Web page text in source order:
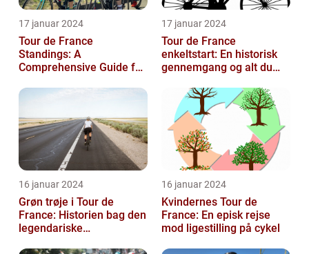
17 januar 2024
Tour de France
Standings: A
Comprehensive Guide for
Enthusiasts
17 januar 2024
Tour de France
enkeltstart: En historisk
gennemgang og alt du
16 januar 2024
Grøn trøje i Tour de
France: Historien bag den
legendariske
16 januar 2024
Kvindernes Tour de
France: En episk rejse
mod ligestilling på cykel